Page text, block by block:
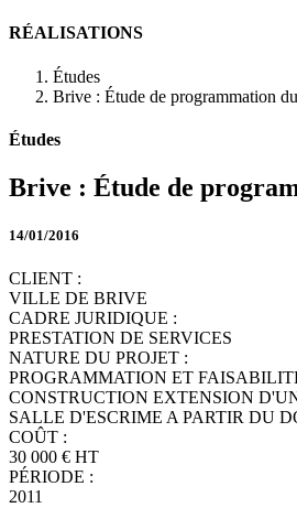
RÉALISATIONS
Études
Brive : Étude de programmation
Études
Brive : Étude de
14/01/2016
CLIENT :
VILLE DE BRIVE
CADRE JURIDIQUE :
PRESTATION DE SERVICES
NATURE DU PROJET :
PROGRAMMATION ET
CONSTRUCTION EXTENSION
SALLE D'ESCRIME A PARTIR DU
COÛT :
30 000 € HT
PÉRIODE :
2011